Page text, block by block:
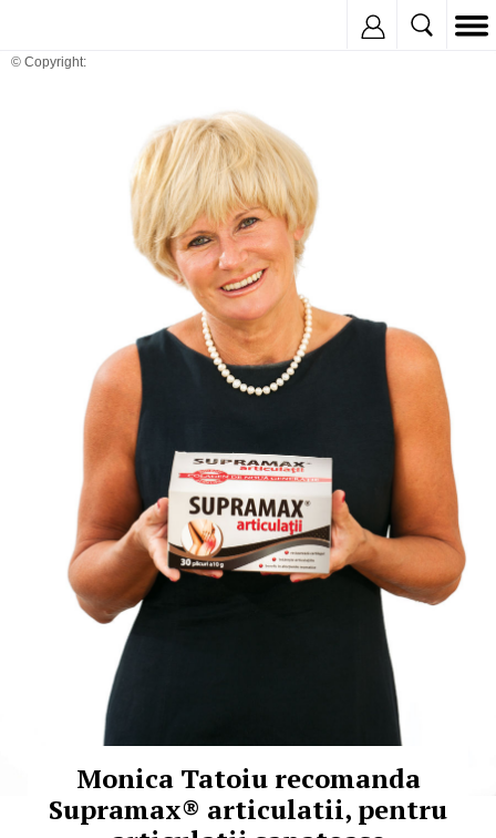
© Copyright:
Monica Tatoiu recomanda
Supramax® articulatii, pentru